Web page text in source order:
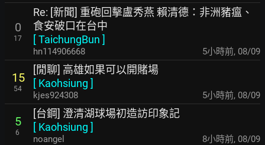
0
17
Re: [新聞] 重砲回擊盧秀燕 賴清德：非洲豬瘟、
食安破口在台中
[TaichungBun ]
hn114906668 5小時前, 08/09
15
54
[閒聊] 高雄如果可以開賭場
[ Kaohsiung ]
kjes924308 5小時前, 08/09
5
6
[台鋼] 澄清湖球場初造訪印象記
[ Kaohsiung ]
noangel 8小時前, 08/09